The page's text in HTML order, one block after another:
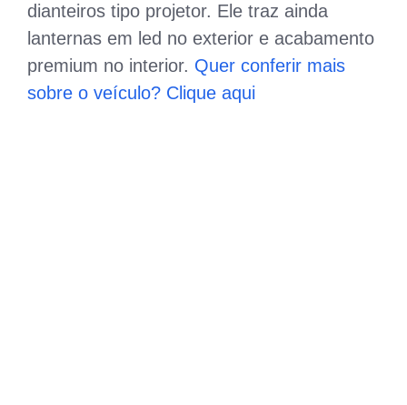
dianteiros tipo projetor. Ele traz ainda
lanternas em led no exterior e acabamento
premium no interior. Quer conferir mais
sobre o veículo? Clique aqui